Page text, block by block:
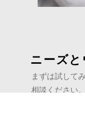
ニーズ
まずは試して
相談ください